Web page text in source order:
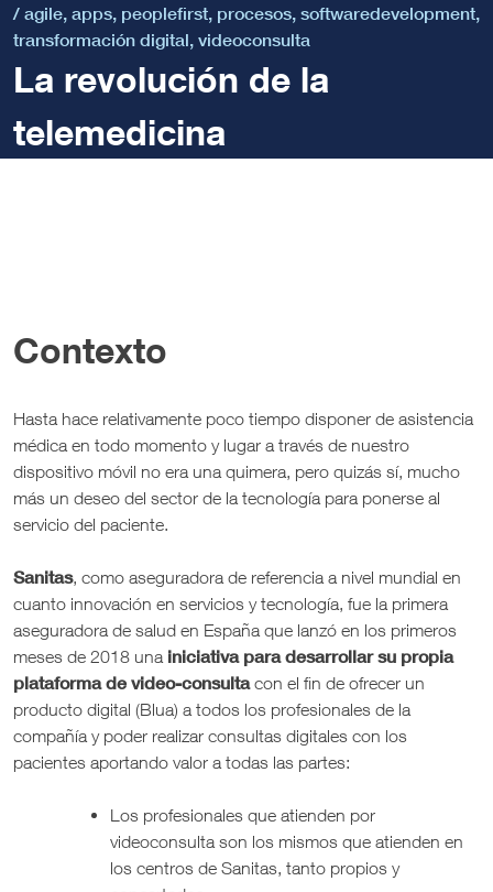
/ agile, apps, peoplefirst, procesos, softwaredevelopment,
transformación digital, videoconsulta
La revolución de la
telemedicina
Contexto
Hasta hace relativamente poco tiempo disponer de asistencia
médica en todo momento y lugar a través de nuestro
dispositivo móvil no era una quimera, pero quizás sí, mucho
más un deseo del sector de la tecnología para ponerse al
servicio del paciente.
Sanitas, como aseguradora de referencia a nivel mundial en
cuanto innovación en servicios y tecnología, fue la primera
aseguradora de salud en España que lanzó en los primeros
meses de 2018 una iniciativa para desarrollar su propia
plataforma de video-consulta con el fin de ofrecer un
producto digital (Blua) a todos los profesionales de la
compañía y poder realizar consultas digitales con los
pacientes aportando valor a todas las partes:
Los profesionales que atienden por
videoconsulta son los mismos que atienden en
los centros de Sanitas, tanto propios y